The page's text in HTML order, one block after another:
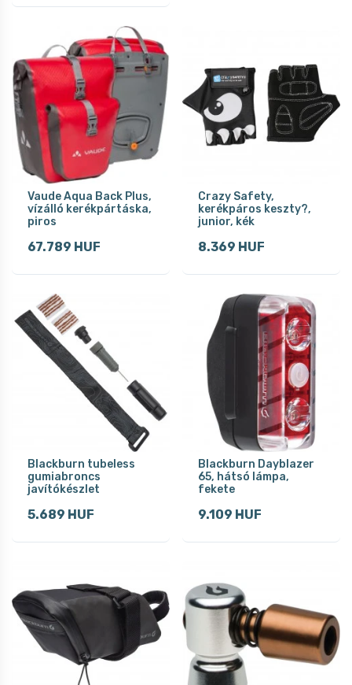
Vaude Aqua Back Plus,
vízálló kerékpártáska,
piros
67.789 HUF
Crazy Safety,
kerékpáros keszty?,
junior, kék
8.369 HUF
Blackburn tubeless
gumiabroncs
javítókészlet
5.689 HUF
Blackburn Dayblazer
65, hátsó lámpa,
fekete
9.109 HUF